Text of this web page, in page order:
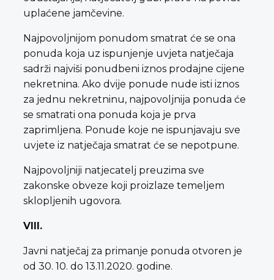
uplaćene jamčevine.
Najpovoljnijom ponudom smatrat će se ona
ponuda koja uz ispunjenje uvjeta natječaja
sadrži najviši ponudbeni iznos prodajne cijene
nekretnina. Ako dvije ponude nude isti iznos
za jednu nekretninu, najpovoljnija ponuda će
se smatrati ona ponuda koja je prva
zaprimljena. Ponude koje ne ispunjavaju sve
uvjete iz natječaja smatrat će se nepotpune.
Najpovoljniji natjecatelj preuzima sve
zakonske obveze koji proizlaze temeljem
sklopljenih ugovora.
VIII.
Javni natječaj za primanje ponuda otvoren je
od 30. 10. do 13.11.2020. godine.